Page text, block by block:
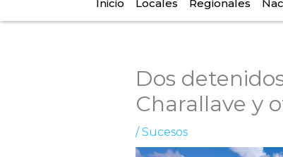
Inicio
Locales Regionales
Dos
Charallave y
/Sucesos